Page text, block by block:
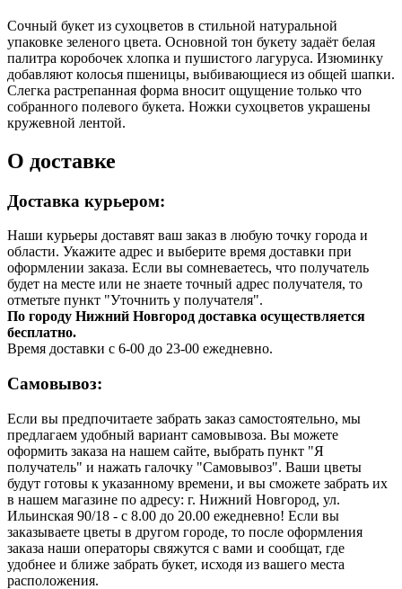
Сочный букет из сухоцветов в стильной натуральной
упаковке зеленого цвета. Основной тон букету задаёт белая
палитра коробочек хлопка и пушистого лагуруса. Изюминку
добавляют колосья пшеницы, выбивающиеся из общей шапки.
Слегка растрепанная форма вносит ощущение только что
собранного полевого букета. Ножки сухоцветов украшены
кружевной лентой.
О доставке
Доставка курьером:
Наши курьеры доставят ваш заказ в любую точку города и
области. Укажите адрес и выберите время доставки при
оформлении заказа. Если вы сомневаетесь, что получатель
будет на месте или не знаете точный адрес получателя, то
отметьте пункт "Уточнить у получателя".
По городу Нижний Новгород доставка осуществляется
бесплатно.
Время доставки с 6-00 до 23-00 ежедневно.
Самовывоз:
Если вы предпочитаете забрать заказ самостоятельно, мы
предлагаем удобный вариант самовывоза. Вы можете
оформить заказа на нашем сайте, выбрать пункт "Я
получатель" и нажать галочку "Самовывоз". Ваши цветы
будут готовы к указанному времени, и вы сможете забрать их
в нашем магазине по адресу: г. Нижний Новгород, ул.
Ильинская 90/18 - с 8.00 до 20.00 ежедневно! Если вы
заказываете цветы в другом городе, то после оформления
заказа наши операторы свяжутся с вами и сообщат, где
удобнее и ближе забрать букет, исходя из вашего места
расположения.